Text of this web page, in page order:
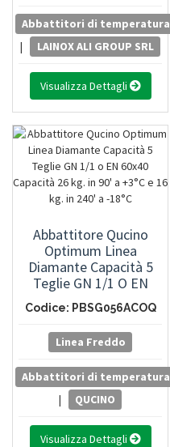
Abbattitori di temperatura
|
LAINOX ALI GROUP SRL
Visualizza Dettagli
Abbattitore Qucino
Optimum Linea
Diamante Capacità 5
Teglie GN 1/1 O EN
60x40 Capacità 26 Kg. In
90' A +3°C E 16 Kg. In
240' A -18°C
Codice: PBSG056ACOQ
Linea Freddo
Abbattitori di temperatura
|
QUCINO
Visualizza Dettagli